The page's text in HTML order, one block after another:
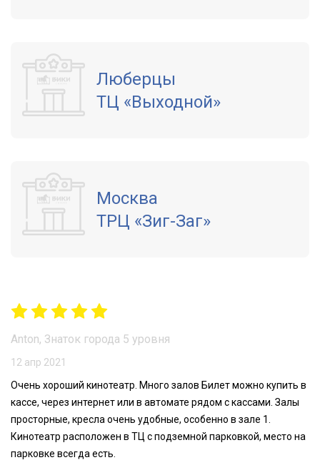
Anton, Знаток города 5 уровня
12 апр 2021
Очень хороший кинотеатр. Много залов Билет можно купить в
кассе, через интернет или в автомате рядом с кассами. Залы
просторные, кресла очень удобные, особенно в зале 1.
Кинотеатр расположен в ТЦ с подземной парковкой, место на
парковке всегда есть.
Люберцы
ТЦ «Выходной»
Москва
ТРЦ «Зиг-Заг»